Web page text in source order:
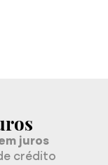
juros
crédito